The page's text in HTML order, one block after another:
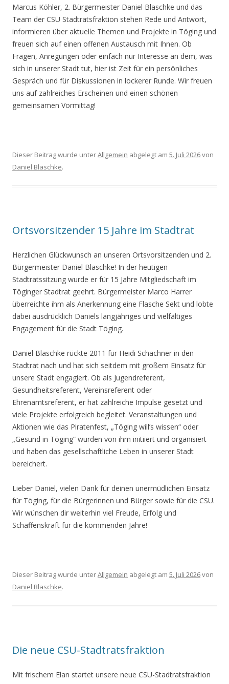
Marcus Köhler, 2. Bürgermeister Daniel Blaschke und das
Team der CSU Stadtratsfraktion stehen Rede und Antwort,
informieren über aktuelle Themen und Projekte in Töging und
freuen sich auf einen offenen Austausch mit Ihnen. Ob
Fragen, Anregungen oder einfach nur Interesse an dem, was
sich in unserer Stadt tut, hier ist Zeit für ein persönliches
Gespräch und für Diskussionen in lockerer Runde. Wir freuen
uns auf zahlreiches Erscheinen und einen schönen
gemeinsamen Vormittag!
Dieser Beitrag wurde unterAllgemein abgelegt am 5. Juli 2026von
Daniel Blaschke.
Ortsvorsitzender 15 Jahre im Stadtrat
Herzlichen Glückwunsch an unseren Ortsvorsitzenden und 2.
Bürgermeister Daniel Blaschke! In der heutigen
Stadtratssitzung wurde er für 15 Jahre Mitgliedschaft im
Töginger Stadtrat geehrt. Bürgermeister Marco Harrer
überreichte ihm als Anerkennung eine Flasche Sekt und lobte
dabei ausdrücklich Daniels langjähriges und vielfältiges
Engagement für die Stadt Töging.
Daniel Blaschke rückte 2011 für Heidi Schachner in den
Stadtrat nach und hat sich seitdem mit großem Einsatz für
unsere Stadt engagiert. Ob als Jugendreferent,
Gesundheitsreferent, Vereinsreferent oder
Ehrenamtsreferent, er hat zahlreiche Impulse gesetzt und
viele Projekte erfolgreich begleitet. Veranstaltungen und
Aktionen wie das Piratenfest, „Töging will’s wissen“ oder
„Gesund in Töging“ wurden von ihm initiiert und organisiert
und haben das gesellschaftliche Leben in unserer Stadt
bereichert.
Lieber Daniel, vielen Dank für deinen unermüdlichen Einsatz
für Töging, für die Bürgerinnen und Bürger sowie für die CSU.
Wir wünschen dir weiterhin viel Freude, Erfolg und
Schaffenskraft für die kommenden Jahre!
Dieser Beitrag wurde unterAllgemein abgelegt am 5. Juli 2026von
Daniel Blaschke.
Die neue CSU-Stadtratsfraktion
Mit frischem Elan startet unsere neue CSU-Stadtratsfraktion